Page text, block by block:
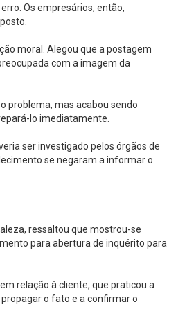
Os empresários, então,
moral. Alegou que a postagem
com a imagem da
problema, mas acabou sendo
lo imediatamente.
ser investigado pelos órgãos de
se negaram a informar o
ressaltou que mostrou-se
para abertura de inquérito para
relação à cliente, que praticou a
o fato e a confirmar o